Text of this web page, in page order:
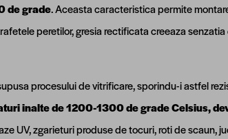
de grade. Aceasta caracteristica permite
peretilor, gresia rectificata creeaza
procesului de vitrificare, sporindu-i astfel
inalte de 1200-1300 de grade Celsius,
UV, zgarieturi produse de tocuri, roti de scaun,